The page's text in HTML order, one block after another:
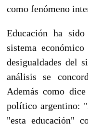
como fenómeno
Educación ha
sistema
desigualdades del
análisis se
Además como
político argentino:
"esta educación"